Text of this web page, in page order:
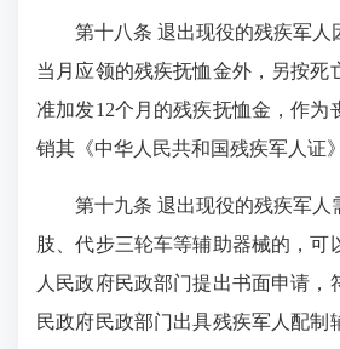
第十八条 退出现役的残疾军人
当月应领的残疾抚恤金外，另按死
准加发12个月的残疾抚恤金，作为
销其《中华人民共和国残疾军人证》
第十九条 退出现役的残疾军人
肢、代步三轮车等辅助器械的，可
人民政府民政部门提出书面申请，
民政府民政部门出具残疾军人配制